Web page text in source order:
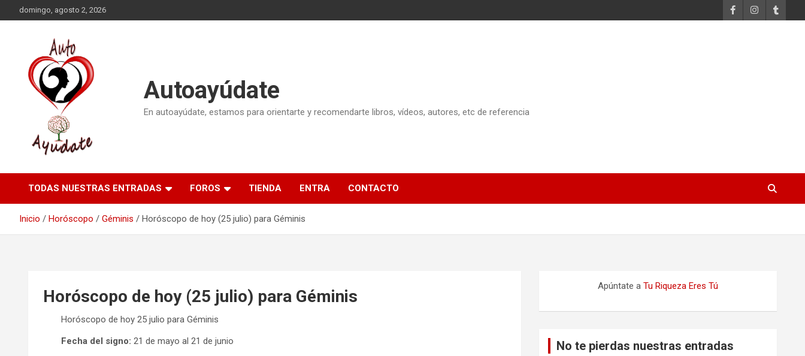
al
domingo, agosto 2, 2026
Autoayúdate
En autoayúdate, estamos para orientarte y recomendarte libros, vídeos, autores, etc de referencia
TODAS NUESTRAS ENTRADAS FOROS TIENDA ENTRA CONTACTO
Inicio Horóscopo Géminis Horóscopo de hoy (25 julio) para Géminis
Horóscopo de hoy (25 julio) para Géminis
Horóscopo de hoy 25 julio para Géminis
Fecha del signo: 21 de mayo al 21 de junio
Apúntate aTu Riqueza Eres Tú
No te pierdas nuestras entradas